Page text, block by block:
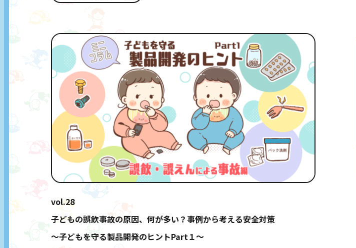
vol.28
子どもの誤飲事故の原因、何が多い？事例から考える安全対策
〜子どもを守る製品開発のヒントPart１〜